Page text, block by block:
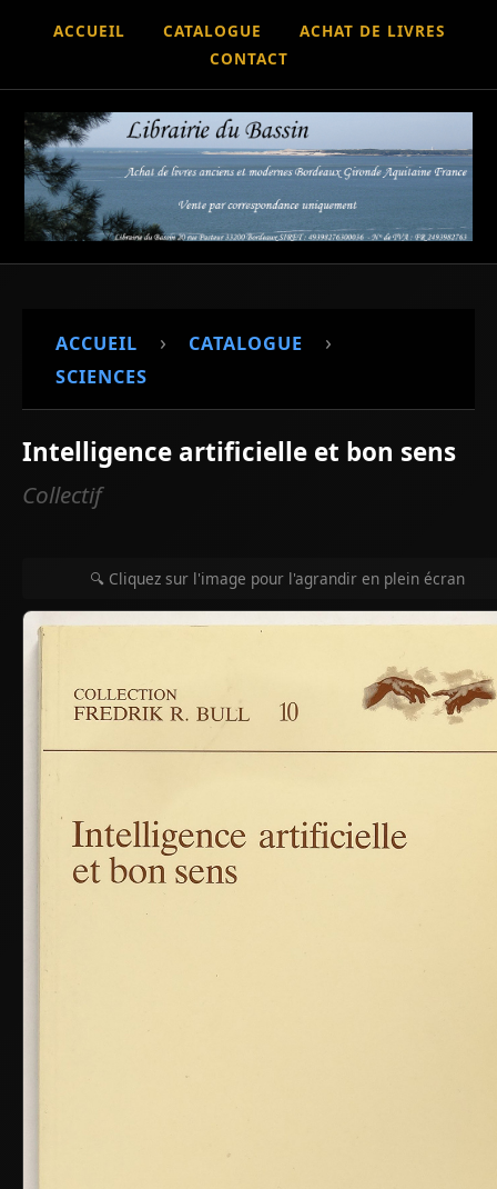
ACCUEIL CATALOGUE
ACHAT DE LIVRES
CONTACT
ACCUEIL › CATALOGUE ›
SCIENCES
Intelligence artificielle et bon sens
Collectif
🔍 Cliquez sur l'image pour l'agrandir en plein écran